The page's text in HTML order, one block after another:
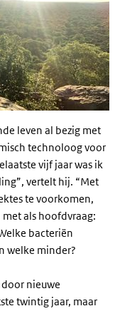
leven al bezig met
technoloog voor
vijf jaar was ik
vertelt hij. “Met
te voorkomen,
als hoofdvraag:
bacteriën
welke minder?
nieuwe
twintig jaar, maar